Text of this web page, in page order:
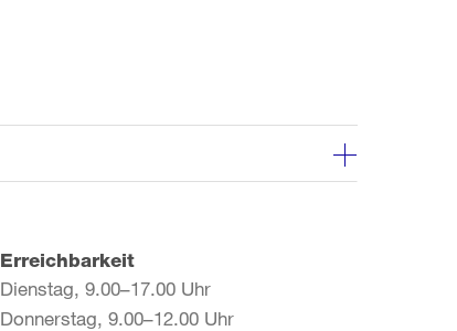
Erreichbarkeit
Dienstag, 9.00–17.00 Uhr
Donnerstag, 9.00–12.00 Uhr